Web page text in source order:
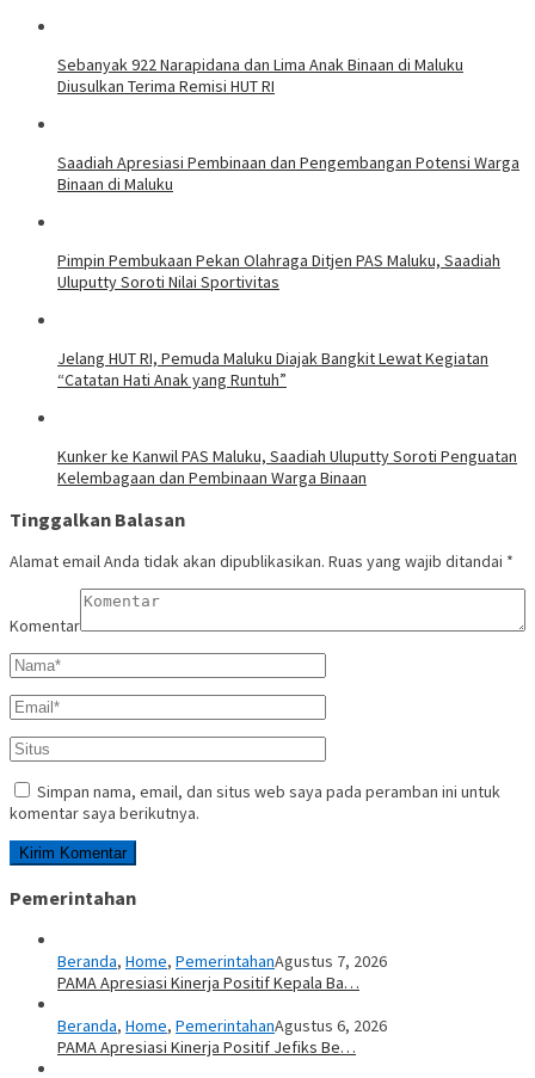
Sebanyak 922 Narapidana dan Lima Anak Binaan di Maluku
Diusulkan Terima Remisi HUT RI
Saadiah Apresiasi Pembinaan dan Pengembangan Potensi Warga
Binaan di Maluku
Pimpin Pembukaan Pekan Olahraga Ditjen PAS Maluku, Saadiah
Uluputty Soroti Nilai Sportivitas
Jelang HUT RI, Pemuda Maluku Diajak Bangkit Lewat Kegiatan
“Catatan Hati Anak yang Runtuh”
Kunker ke Kanwil PAS Maluku, Saadiah Uluputty Soroti Penguatan
Kelembagaan dan Pembinaan Warga Binaan
Tinggalkan Balasan
Alamat email Anda tidak akan dipublikasikan. Ruas yang wajib ditandai *
Komentar
Simpan nama, email, dan situs web saya pada peramban ini untuk
komentar saya berikutnya.
Pemerintahan
Beranda, Home, PemerintahanAgustus 7, 2026
PAMA Apresiasi Kinerja Positif Kepala Ba…
Beranda, Home, PemerintahanAgustus 6, 2026
PAMA Apresiasi Kinerja Positif Jefiks Be…